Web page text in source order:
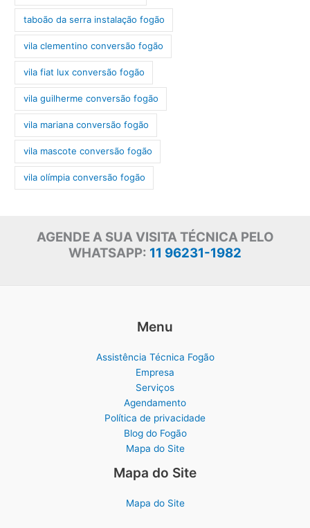
taboão da serra instalação fogão
vila clementino conversão fogão
vila fiat lux conversão fogão
vila guilherme conversão fogão
vila mariana conversão fogão
vila mascote conversão fogão
vila olímpia conversão fogão
AGENDE A SUA VISITA TÉCNICA PELO
WHATSAPP: 11 96231-1982
Menu
Assistência Técnica Fogão
Empresa
Serviços
Agendamento
Política de privacidade
Blog do Fogão
Mapa do Site
Mapa do Site
Mapa do Site